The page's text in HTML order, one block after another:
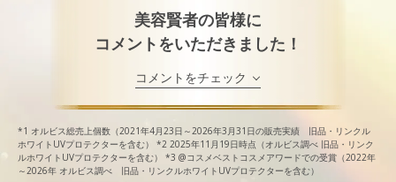
美容賢者の皆様に
コメントをいただきました！
コメントをチェック
*1 オルビス総売上個数（2021年4月23日～2026年3月31日の販売実績 旧品・リンクル
ホワイトUVプロテクターを含む）
*2 2025年11月19日時点（オルビス調べ 旧品・リンク
ルホワイトUVプロテクターを含む）
*3 @コスメベストコスメアワードでの受賞（2022年
～2026年 オルビス調べ 旧品・リンクルホワイトUVプロテクターを含む）